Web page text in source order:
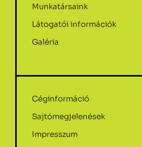
Munkatársaink
Látogatói információk
Galéria
Céginformáció
Sajtómegjelenések
Impresszum